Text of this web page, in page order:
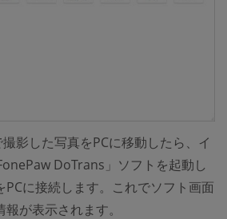
影した写真をPCに移動したら、イ
DoTrans」ソフトを起動し
に接続します。これでソフト画面
が表示されます。